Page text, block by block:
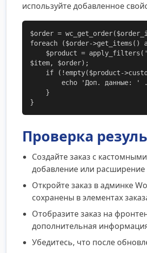
используйте добавленное
$order =
foreach ($order->get_items()
$item, $order);
}
Проверка
Создайте заказ с
добавление или
Откройте заказ в админке
сохранены в элементах
Отобразите заказ на
дополнительная
Убедитесь, что после